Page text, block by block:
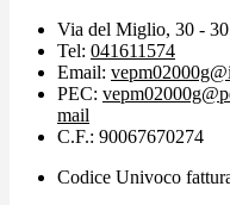
Via del Miglio, 30 -
Tel: 041611574
Email:
PEC:
mail
C.F.: 90067670274
Codice Univoco